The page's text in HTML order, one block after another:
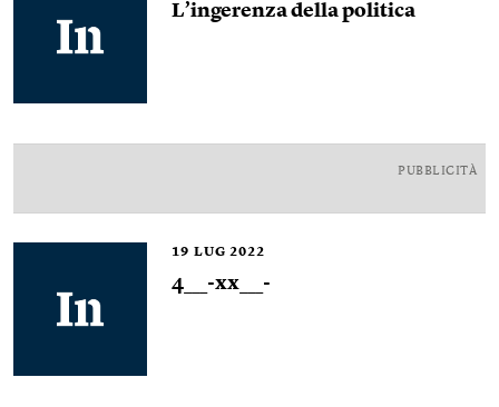
L’ingerenza della politica
PUBBLICITÀ
19 LUG 2022
4___-xx___-